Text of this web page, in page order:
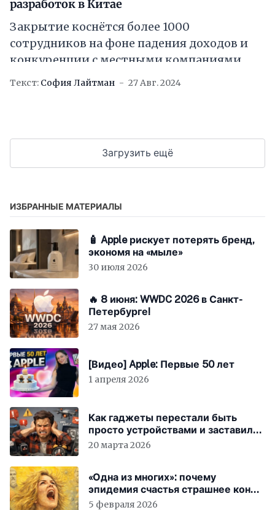
разработок в Китае
Закрытие коснётся более 1000
сотрудников на фоне падения доходов и
конкуренции с местными компаниями
Текст: София Лайтман 27 Авг. 2024
Загрузить ещё
ИЗБРАННЫЕ МАТЕРИАЛЫ
🧴 Apple рискует потерять бренд,
экономя на «мыле»
30 июля 2026
🔥 8 июня: WWDC 2026 в Санкт-
Петербурге!
27 мая 2026
[Видео] Apple: Первые 50 лет
1 апреля 2026
Как гаджеты перестали быть
просто устройствами и заставили
вас бесплатно работать
20 марта 2026
«Одна из многих»: почему
эпидемия счастья страшнее конца
света
5 февраля 2026